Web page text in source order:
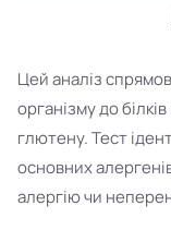
Цей аналіз
організму до
глютену. Тест
основних
алергію чи